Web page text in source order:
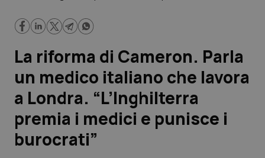
Regioni e Asl
Lavoro e Professioni
Scienza e Farmaci
Studi e Analisi
Lettere al direttore
La riforma di Cameron. Parla
un medico italiano che lavora
a Londra. “L’Inghilterra
premia i medici e punisce i
burocrati”